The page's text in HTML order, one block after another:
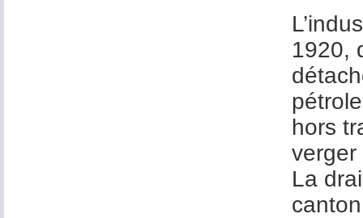
1920,
hors
verger
La